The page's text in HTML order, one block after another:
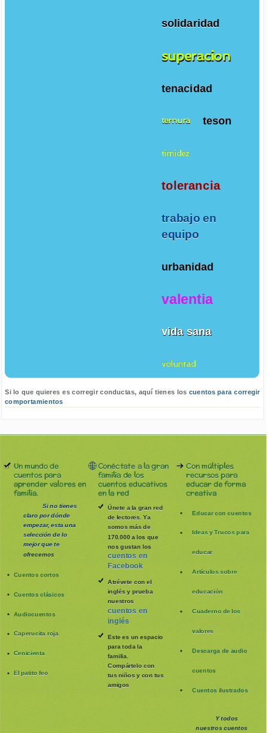
solidaridad
superacion
tenacidad
ternura teson
timidez
tolerancia
trabajo en
equipo
urbanidad
valentia
vida sana
voluntad
Si lo que quieres es corregir conductas, aquí tienes los cuentos para corregir
comportamientos
Un mundo de
cuentos para
aprender valores en
familia.
Si no tienes
claro por dónde
empezar, esta una
selección de lo
mejor que te
ofrecemos
Cuentos cortos
Cuentos clásicos
Audiocuentos
Caperucita roja
Cenicienta
El patito feo
Conéctate a la gran
familia de los
cuentos educativos
en la red
Únete a la gran red
de lectores. Ya
somos más de
170.000 a los que
nos gustan los
cuentos en
Facebook
Atrévete con el
inglés y prueba
nuestros
cuentos en
inglés
Este es un espacio
para toda la
familia
Compártelo con
tus niños y con tus
amigos
Con múltiples
recursos para
educar de forma
creativa
Educar con cuentos
Ideas y Trucos para
educar
Artículos sobre
educación
Cuaderno de los
valores
Descarga de audio
cuentos
Cuentos ilustrados
Y todos
nuestros cuentos